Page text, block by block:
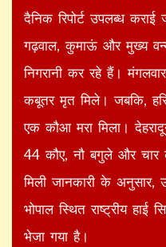
दैनिक रिपोर्ट उपलब्ध
गढ़वाल, कुमाऊं और मुख्य
निगरानी कर रहे हैं।
कबूतर मृत मिले। जबकि,
एक कौआ मरा मिला।
44 कौए, नौ बगुले और चार
मिली जानकारी के
भोपाल स्थित राष्ट्रीय हाई
भेजा गया है।